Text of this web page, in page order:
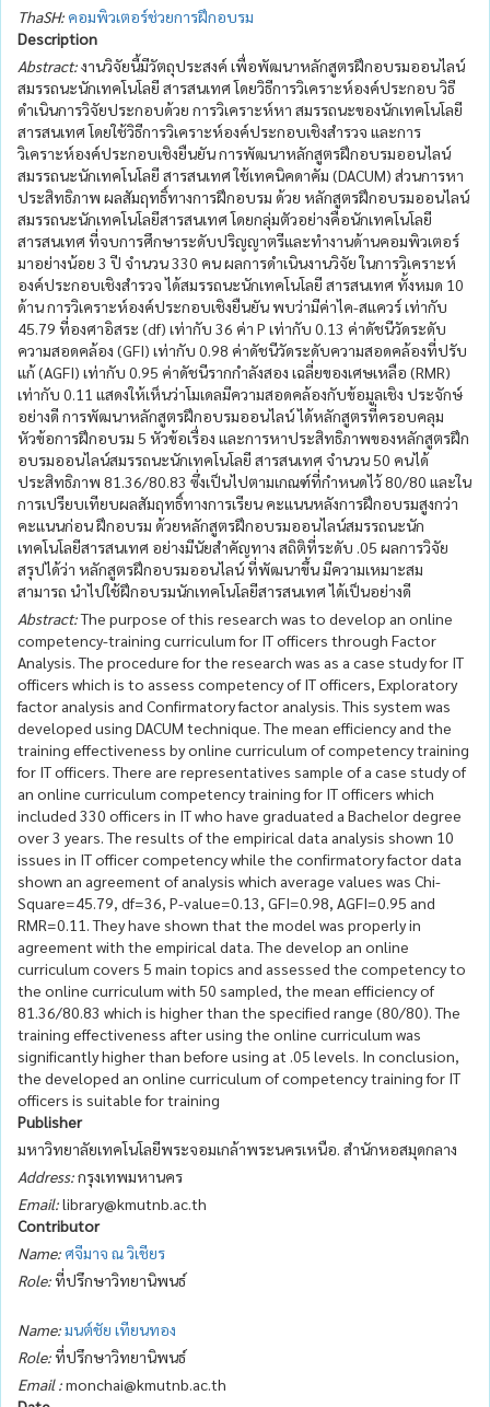
ThaSH: คอมพิวเตอร์ช่วยการฝึกอบรม
Description
Abstract:งานวิจัยนี้มีวัตถุประสงค์ เพื่อพัฒนาหลักสูตรฝึกอบรมออนไลน์
สมรรถนะนักเทคโนโลยี สารสนเทศ โดยวิธีการวิเคราะห์องค์ประกอบ วิธี
ดำเนินการวิจัยประกอบด้วย การวิเคราะห์หา สมรรถนะของนักเทคโนโลยี
สารสนเทศ โดยใช้วิธีการวิเคราะห์องค์ประกอบเชิงสำรวจ และการ
วิเคราะห์องค์ประกอบเชิงยืนยัน การพัฒนาหลักสูตรฝึกอบรมออนไลน์
สมรรถนะนักเทคโนโลยี สารสนเทศ ใช้เทคนิคดาคัม (DACUM) ส่วนการหา
ประสิทธิภาพ ผลสัมฤทธิ์ทางการฝึกอบรม ด้วย หลักสูตรฝึกอบรมออนไลน์
สมรรถนะนักเทคโนโลยีสารสนเทศ โดยกลุ่มตัวอย่างคือนักเทคโนโลยี
สารสนเทศ ที่จบการศึกษาระดับปริญญาตรีและทำงานด้านคอมพิวเตอร์
มาอย่างน้อย 3 ปี จำนวน 330 คน ผลการดำเนินงานวิจัย ในการวิเคราะห์
องค์ประกอบเชิงสำรวจ ได้สมรรถนะนักเทคโนโลยี สารสนเทศ ทั้งหมด 10
ด้าน การวิเคราะห์องค์ประกอบเชิงยืนยัน พบว่ามีค่าไค-สแควร์ เท่ากับ
45.79 ที่องศาอิสระ (df) เท่ากับ 36 ค่า P เท่ากับ 0.13 ค่าดัชนีวัดระดับ
ความสอดคล้อง (GFI) เท่ากับ 0.98 ค่าดัชนีวัดระดับความสอดคล้องที่ปรับ
แก้ (AGFI) เท่ากับ 0.95 ค่าดัชนีรากกำลังสอง เฉลี่ยของเศษเหลือ (RMR)
เท่ากับ 0.11 แสดงให้เห็นว่าโมเดลมีความสอดคล้องกับข้อมูลเชิง ประจักษ์
อย่างดี การพัฒนาหลักสูตรฝึกอบรมออนไลน์ ได้หลักสูตรที่ครอบคลุม
หัวข้อการฝึกอบรม 5 หัวข้อเรื่อง และการหาประสิทธิภาพของหลักสูตรฝึก
อบรมออนไลน์สมรรถนะนักเทคโนโลยี สารสนเทศ จำนวน 50 คนได้
ประสิทธิภาพ 81.36/80.83 ซึ่งเป็นไปตามเกณฑ์ที่กำหนดไว้ 80/80 และใน
การเปรียบเทียบผลสัมฤทธิ์ทางการเรียน คะแนนหลังการฝึกอบรมสูงกว่า
คะแนนก่อน ฝึกอบรม ด้วยหลักสูตรฝึกอบรมออนไลน์สมรรถนะนัก
เทคโนโลยีสารสนเทศ อย่างมีนัยสำคัญทาง สถิติที่ระดับ .05 ผลการวิจัย
สรุปได้ว่า หลักสูตรฝึกอบรมออนไลน์ ที่พัฒนาขึ้น มีความเหมาะสม
สามารถ นำไปใช้ฝึกอบรมนักเทคโนโลยีสารสนเทศ ได้เป็นอย่างดี
Abstract:The purpose of this research was to develop an online
competency-training curriculum for IT officers through Factor
Analysis. The procedure for the research was as a case study for IT
officers which is to assess competency of IT officers, Exploratory
factor analysis and Confirmatory factor analysis. This system was
developed using DACUM technique. The mean efficiency and the
training effectiveness by online curriculum of competency training
for IT officers. There are representatives sample of a case study of
an online curriculum competency training for IT officers which
included 330 officers in IT who have graduated a Bachelor degree
over 3 years. The results of the empirical data analysis shown 10
issues in IT officer competency while the confirmatory factor data
shown an agreement of analysis which average values was Chi-
Square=45.79, df=36, P-value=0.13, GFI=0.98, AGFI=0.95 and
RMR=0.11. They have shown that the model was properly in
agreement with the empirical data. The develop an online
curriculum covers 5 main topics and assessed the competency to
the online curriculum with 50 sampled, the mean efficiency of
81.36/80.83 which is higher than the specified range (80/80). The
training effectiveness after using the online curriculum was
significantly higher than before using at .05 levels. In conclusion,
the developed an online curriculum of competency training for IT
officers is suitable for training
Publisher
มหาวิทยาลัยเทคโนโลยีพระจอมเกล้าพระนครเหนือ. สำนักหอสมุดกลาง
Address:กรุงเทพมหานคร
Email:library@kmutnb.ac.th
Contributor
Name: ศจีมาจ ณ วิเชียร
Role:ที่ปรึกษาวิทยานิพนธ์
Name:มนต์ชัย เทียนทอง
Role:ที่ปรึกษาวิทยานิพนธ์
Email :monchai@kmutnb.ac.th